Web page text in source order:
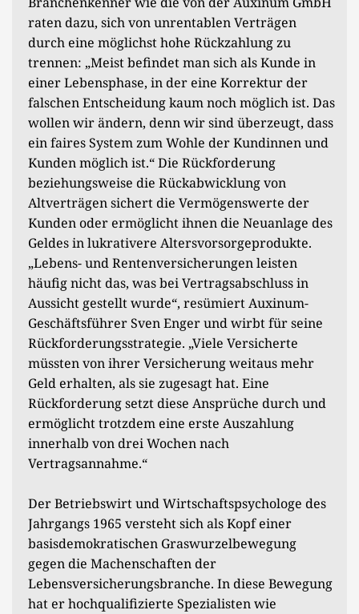
raten dazu, sich von unrentablen Verträgen
durch eine möglichst hohe Rückzahlung zu
trennen: „Meist befindet man sich als Kunde in
einer Lebensphase, in der eine Korrektur der
falschen Entscheidung kaum noch möglich ist. Das
wollen wir ändern, denn wir sind überzeugt, dass
ein faires System zum Wohle der Kundinnen und
Kunden möglich ist.“ Die Rückforderung
beziehungsweise die Rückabwicklung von
Altverträgen sichert die Vermögenswerte der
Kunden oder ermöglicht ihnen die Neuanlage des
Geldes in lukrativere Altersvorsorgeprodukte.
„Lebens- und Rentenversicherungen leisten
häufig nicht das, was bei Vertragsabschluss in
Aussicht gestellt wurde“, resümiert Auxinum-
Geschäftsführer Sven Enger und wirbt für seine
Rückforderungsstrategie. „Viele Versicherte
müssten von ihrer Versicherung weitaus mehr
Geld erhalten, als sie zugesagt hat. Eine
Rückforderung setzt diese Ansprüche durch und
ermöglicht trotzdem eine erste Auszahlung
innerhalb von drei Wochen nach
Vertragsannahme.“
Der Betriebswirt und Wirtschaftspsychologe des
Jahrgangs 1965 versteht sich als Kopf einer
basisdemokratischen Graswurzelbewegung
gegen die Machenschaften der
Lebensversicherungsbranche. In diese Bewegung
hat er hochqualifizierte Spezialisten wie